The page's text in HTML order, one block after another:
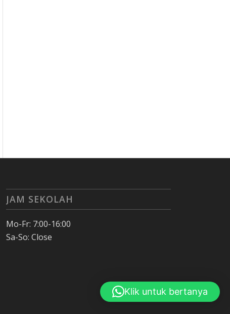
JAM SEKOLAH
Mo-Fr: 7:00-16:00
Sa-So: Close
Klik untuk bertanya